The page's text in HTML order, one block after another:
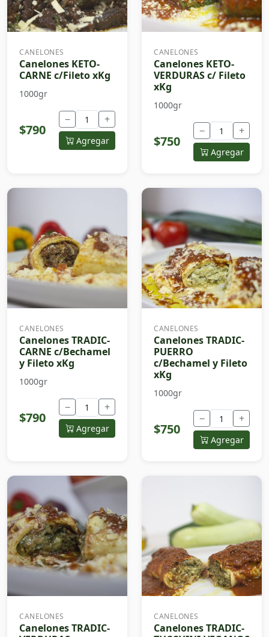
CANELONES
Canelones KETO-
CARNE c/Fileto xKg
1000gr
$790
− +
Agregar
CANELONES
Canelones KETO-
VERDURAS c/ Fileto
xKg
1000gr
$750
− +
Agregar
CANELONES
Canelones TRADIC-
CARNE c/Bechamel
y Fileto xKg
1000gr
$790
− +
Agregar
CANELONES
Canelones TRADIC-
PUERRO
c/Bechamel y Fileto
xKg
1000gr
$750
− +
Agregar
CANELONES
Canelones TRADIC-
CANELONES
Canelones TRADIC-